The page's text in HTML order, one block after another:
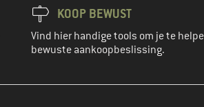
KOOP BEWUST
Vind hier handige tools om je te
bewuste aankoopbeslissing.